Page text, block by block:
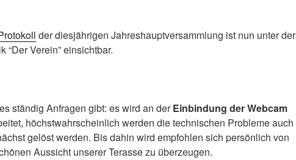
der diesjährigen Jahreshauptversammlung ist nun unter der
“Der Verein” einsichtbar.
ständig Anfragen gibt: es wird an derEinbindung der Webcam
höchstwahrscheinlich werden die technischen Probleme auch
gelöst werden. Bis dahin wird empfohlen sich persönlich von
Aussicht unserer Terasse zu überzeugen.